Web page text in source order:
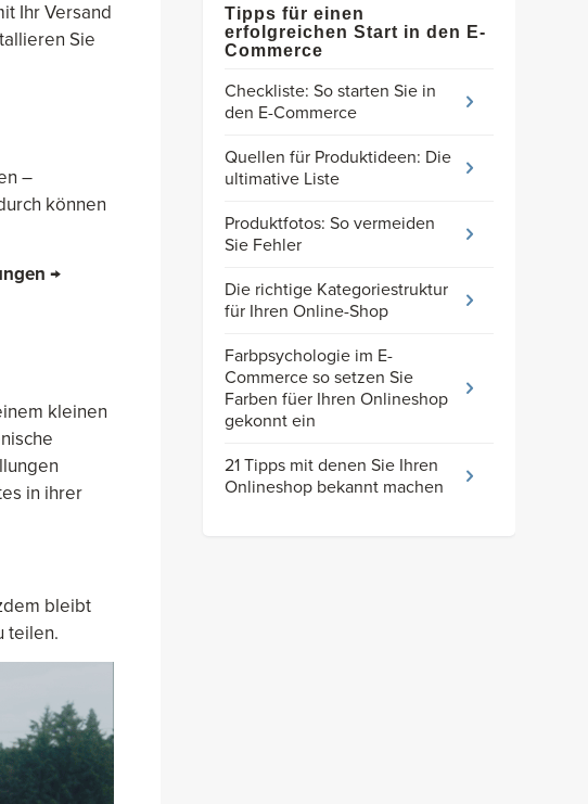
Ihr Versand
Sie
–
können
→
kleinen
in ihrer
bleibt
teilen.
Tipps für einen
erfolgreichen Start in den E-
Commerce
Checkliste: So starten Sie in
den E-Commerce
Quellen für Produktideen: Die
ultimative Liste
Produktfotos: So vermeiden
Sie Fehler
Die richtige Kategoriestruktur
für Ihren Online-Shop
Farbpsychologie im E-
Commerce so setzen Sie
Farben füer Ihren Onlineshop
gekonnt ein
21 Tipps mit denen Sie Ihren
Onlineshop bekannt machen